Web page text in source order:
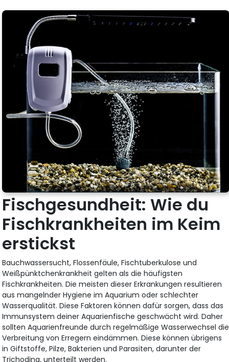
Fischgesundheit: Wie du
Fischkrankheiten im Keim
erstickst
Bauchwassersucht, Flossenfäule, Fischtuberkulose und
Weißpünktchenkrankheit gelten als die häufigsten
Fischkrankheiten. Die meisten dieser Erkrankungen resultieren
aus mangelnder Hygiene im Aquarium oder schlechter
Wasserqualität. Diese Faktoren können dafür sorgen, dass das
Immunsystem deiner Aquarienfische geschwächt wird. Daher
sollten Aquarienfreunde durch regelmäßige Wasserwechsel die
Verbreitung von Erregern eindämmen. Diese können übrigens
in Giftstoffe, Pilze, Bakterien und Parasiten, darunter der
Trichodina, unterteilt werden.